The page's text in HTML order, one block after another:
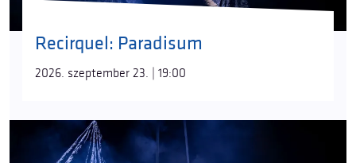
Recirquel: Paradisum
2026. szeptember 23. | 19:00